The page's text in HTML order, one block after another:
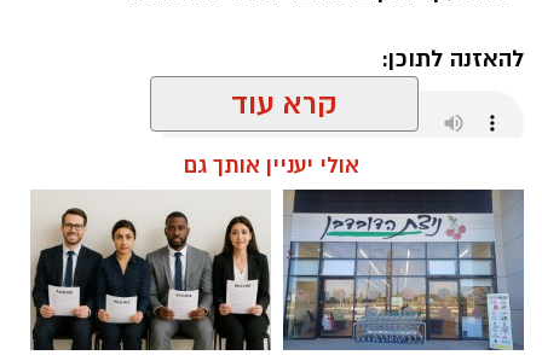
הביטחון, שלפיה לא יתבצע בשלב זה כל רידוד
בסד"כ ההגנה ובכיתות הכוננות ביישובי עוטף עזה.
בהודעת התנועה נמסר כי מדובר בהחלטה
משמעותית, המשקפת הקשבה לעמדות שהציגו
ראשי הרשויות ותנועת "עתיד לעוטף", אשר התריעו
בשבועות האחרונים מפני כל פגיעה במרכיבי ההגנה
היישוביים והבהירו כי המצב הביטחוני עדיין אינו
מאפשר צמצום בכוחות.
עם זאת, בתנועה מדגישים כי ההכרזה לבדה אינה
להאזנה לתוכן:
אלדה נתנאל / 17:06 05.08.26
קרא עוד
אולי יעניין אותך גם